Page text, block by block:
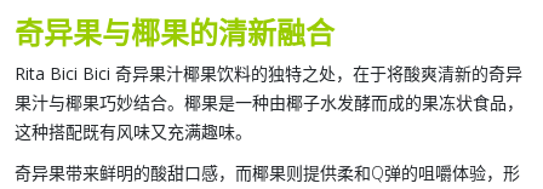
奇异果与椰果的清新融合
Rita Bici Bici 奇异果汁椰果饮料的独特之处，在于将酸爽清新的奇异
果汁与椰果巧妙结合。椰果是一种由椰子水发酵而成的果冻状食品，
这种搭配既有风味又充满趣味。
奇异果带来鲜明的酸甜口感，而椰果则提供柔和Q弹的咀嚼体验，形